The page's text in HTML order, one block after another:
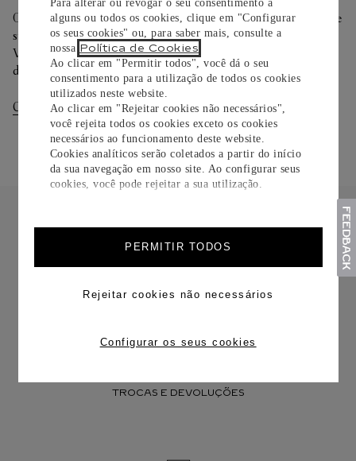
Para alterar ou revogar o seu consentimento a
alguns ou todos os cookies, clique em "Configurar
os seus cookies" ou, para saber mais, consulte a
nossa Política de Cookies
Ao clicar em "Permitir todos", você dá o seu
consentimento para a utilização de todos os cookies
utilizados neste website.
Ao clicar em "Rejeitar cookies não necessários",
você rejeita todos os cookies exceto os cookies
necessários ao funcionamento deste website.
Cookies analíticos serão coletados a partir do início
da sua navegação em nosso site. Ao configurar seus
cookies, você pode rejeitar a sua utilização.
PERMITIR TODOS
Rejeitar cookies não necessários
Configurar os seus cookies
Oferecemos diferentes opções de entrega. Selecione o envio de
sua preferência na finalização de seu pedido.
Você pode trocar ou devolver sua criação Cartier em até 30
dias.
Consultar Entregas Consultar Devoluções
TROCAS E DEVOLUÇÕES